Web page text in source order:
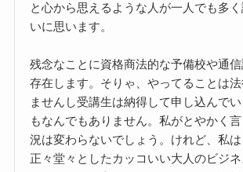
と心から思えるような人が一人でも多
いに思います。
残念なことに資格商法的な予備校や通
存在します。そりゃ、やってることは
ませんし受講生は納得して申し込んで
もなんでもありません。私がとやかく
況は変わらないでしょう。けれど、私は
正々堂々としたカッコいい大人のビジ